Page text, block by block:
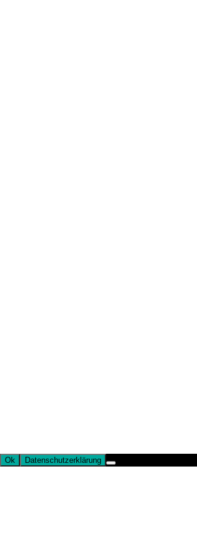
Ok Datenschutzerklärung